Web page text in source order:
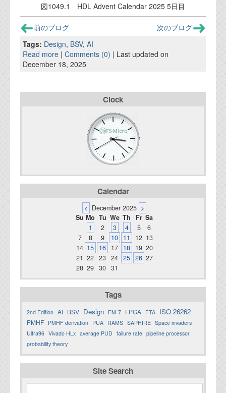
ご希望の方は、お問い合わせページから
資料閲覧パスワードをお問い合わせ頂き
ログインをお願い致します。アカウント
名は"opendocument"です。
お問い合わせフォーム
図1049.1 HDL Advent Calendar 2025 5日目
前のブログ
次のブログ
Tags: Design, BSV, AI
Read more | Comments (0) | Last updated on
December 18, 2025
Clock
Calendar
< December 2025 >
Su Mo Tu We Th Fr Sa
1
2 3 4 5
6
7
8 9 10 11 12 13
14 15 16 17 18 19 20
21 22 23 24 25 26 27
28 29 30 31
Tags
2nd Edition AI BSV Design FM-7 FPGA FTA ISO 26262
PMHF PMHF derivation PUA RAMS SAPHIRE Space invaders
Ultra96 Vivado HLx average PUD failure rate pipeline processor
probability theory
Site Search